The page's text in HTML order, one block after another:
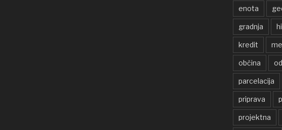
enota
gradnja
kredit
občina
parcelacija
priprava
projektna